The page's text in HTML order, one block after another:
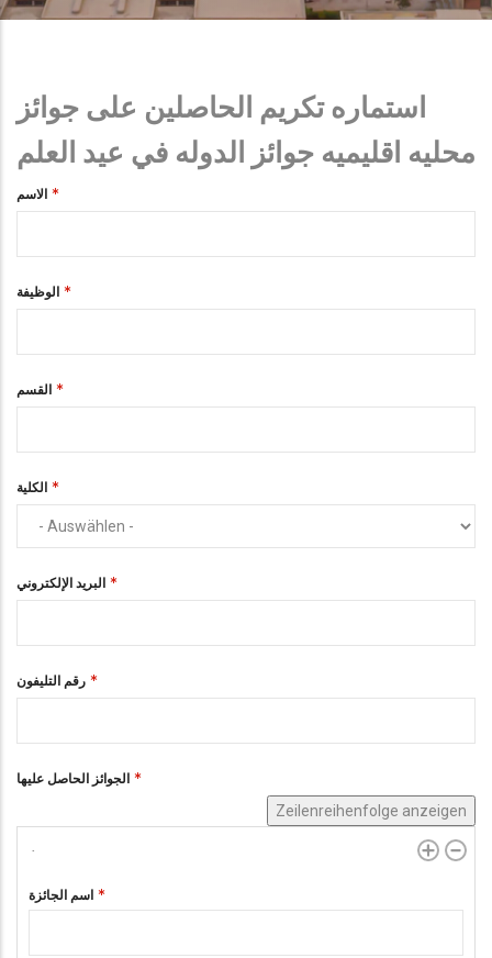
استماره تكريم الحاصلين على جوائز
محليه اقليميه جوائز الدوله في عيد العلم
الاسم
الوظيفة
القسم
الكلية
البريد الإلكتروني
رقم التليفون
الجوائز الحاصل عليها
Zeilenreihenfolge anzeigen
اسم الجائزة